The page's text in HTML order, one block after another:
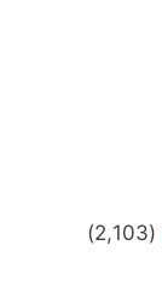
(2,103)